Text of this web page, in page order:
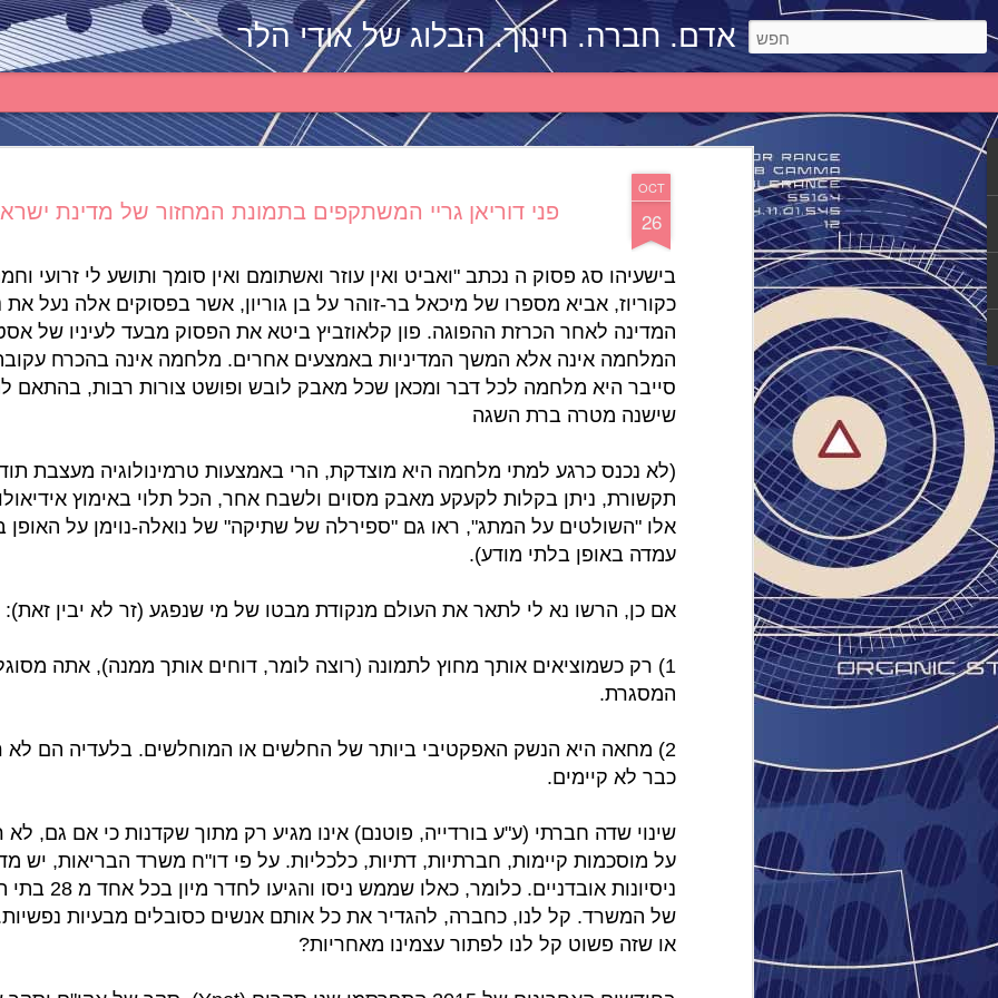
OCT
26 פני דוריאן גריי המשתקפים בתמונת המחזור של מדינת ישראל,
בישעיהו סג פסוק ה נכתב "ואביט ואין עוזר ואשתומם ואין סומך ותושע לי זרועי
כקוריוז, אביא מספרו של מיכאל בר-זוהר על בן גוריון, אשר בפסוקים אלה נעל את
המדינה לאחר הכרזת ההפוגה. פון קלאוזביץ ביטא את הפסוק מבעד לעיניו של
המלחמה אינה אלא המשך המדיניות באמצעים אחרים. מלחמה אינה בהכרח
סייבר היא מלחמה לכל דבר ומכאן שכל מאבק לובש ופושט צורות רבות, בהתאם
שישנה מטרה ברת השגה
(לא נכנס כרגע למתי מלחמה היא מוצדקת, הרי באמצעות טרמינולוגיה מעצבת
תקשורת, ניתן בקלות לקעקע מאבק מסוים ולשבח אחר, הכל תלוי באימוץ
אלו "השולטים על המתג", ראו גם "ספירלה של שתיקה" של נואלה-נוימן על
עמדה באופן בלתי מודע).
אם כן, הרשו נא לי לתאר את העולם מנקודת מבטו של מי שנפגע (זר לא יבין זאת):
1) רק כשמוציאים אותך מחוץ לתמונה (רוצה לומר, דוחים אותך ממנה), אתה
המסגרת.
2) מחאה היא הנשק האפקטיבי ביותר של החלשים או המוחלשים. בלעדיה הם לא
כבר לא קיימים.
שינוי שדה חברתי (ע"ע בורדייה, פוטנם) אינו מגיע רק מתוך שקדנות כי אם גם,
ניסיונות אובדניים.
של המשרד. קל לנו, כחברה, להגדיר את כל אותם אנשים כסובלים מבעיות
או שזה פשוט קל לנו לפתור עצמינו מאחריות?
אדם. חברה. חינוך. הבלוג של אודי הלר
התוכנית הלאומית לקידום
טקסט זה זמין גם בקובץ PDF:
aao/Zoom_Conference_7Feb2021_Public.pdf
ערב טוב לכולם ותודה שאתם פה. עברנו דרך מאוד ארוכה
יגיע, ואני מודה לאלו"ט ולאכ"א על שיתוף הפעולה. זו הצלחה!
הנאמרים. חשוב לנו שהכנס הזה יהיה מרחב בטוח לגמרי
אוטיסטים, צבא והדברים שיישמעו פה הערב על ידיכם יסייעו
עיצוב התוכנית. הכנס סגור לתקשורת ונבקש שדבר לא יופץ
אכ"א ובוודאי תוך פגיעה בפרטיות.
מחקרים, יוזם, מנסה להפוך את העולם למקום קצת טוב יותר.
המטרה שלנו היום זה לשמוע את הקול של כל מי שנמצא